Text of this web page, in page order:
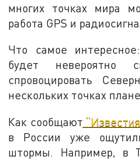
многих точках мира
работа GPS и
Что самое
будет невероятно
спровоцировать
нескольких точках
Как сообщают
в России уже
штормы. Например, в